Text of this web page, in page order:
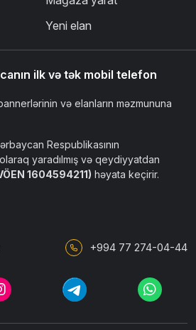
Yeni elan
ilk və tək mobil telefon
və elanların məzmununa
Respublikasının
yaradılmış və qeydiyyatdan
1604594211) həyata keçirir.
+994 77 274-04-44